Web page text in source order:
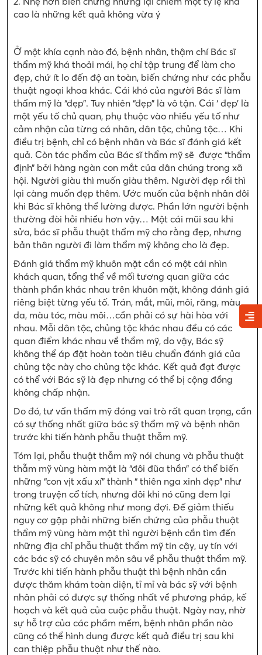
cao là những kết quả không vừa ý
Ở một khía cạnh nào đó, bệnh nhân, thậm chí Bác sĩ
thẩm mỹ khá thoải mái, họ chỉ tập trung để làm cho
đẹp, chứ ít lo đến độ an toàn, biến chứng như các phẫu
thuật ngoại khoa khác. Cái khó của người Bác sĩ làm
thẩm mỹ là “đẹp”. Tuy nhiên “đẹp” là vô tận. Cái ‘ đẹp’ là
một yếu tố chủ quan, phụ thuộc vào nhiều yếu tố như
cảm nhận của từng cá nhân, dân tộc, chủng tộc… Khi
điều trị bệnh, chỉ có bệnh nhân và Bác sĩ đánh giá kết
quả. Còn tác phẩm của Bác sĩ thẩm mỹ sẽ được “thẩm
định” bởi hàng ngàn con mắt của dân chúng trong xã
hội. Người giàu thì muốn giàu thêm. Người đẹp rồi thì
lại càng muốn đẹp thêm. Ước muốn của bệnh nhân đôi
khi Bác sĩ không thể lường được. Phần lớn người bệnh
thường đòi hỏi nhiều hơn vậy… Một cái mũi sau khi
sửa, bác sĩ phẫu thuật thẩm mỹ cho rằng đẹp, nhưng
bản thân người đi làm thẩm mỹ không cho là đẹp.
Đánh giá thẩm mỹ khuôn mặt cần có một cái nhìn
khách quan, tổng thể về mối tương quan giữa các
thành phần khác nhau trên khuôn mặt, không đánh giá
riêng biệt từng yếu tố. Trán, mắt, mũi, môi, răng, màu
da, màu tóc, màu môi…cần phải có sự hài hòa với
nhau. Mỗi dân tộc, chủng tộc khác nhau đều có các
quan điểm khác nhau về thẩm mỹ, do vậy, Bác sỹ
không thể áp đặt hoàn toàn tiêu chuẩn đánh giá của
chủng tộc này cho chủng tộc khác. Kết quả đạt được
có thể với Bác sỹ là đẹp nhưng có thể bị cộng đồng
không chấp nhận.
Do đó, tư vấn thẩm mỹ đóng vai trò rất quan trọng, cần
có sự thống nhất giữa bác sỹ thẩm mỹ và bệnh nhân
trước khi tiến hành phẫu thuật thẫm mỹ.
Tóm lại, phẫu thuật thẫm mỹ nói chung và phẫu thuật
thẫm mỹ vùng hàm mặt là “đôi đũa thần” có thể biến
những “con vịt xấu xí” thành “ thiên nga xinh đẹp” như
trong truyện cổ tích, nhưng đôi khi nó cũng đem lại
những kết quả không như mong đợi. Để giảm thiểu
nguy cơ gặp phải những biến chứng của phẫu thuật
thẩm mỹ vùng hàm mặt thì người bệnh cần tìm đến
những địa chỉ phẫu thuật thẩm mỹ tin cậy, uy tín với
các bác sỹ có chuyên môn sâu về phẫu thuật thẩm mỹ.
Trước khi tiến hành phẫu thuật thì bệnh nhân cần
được thăm khám toàn diện, tỉ mỉ và bác sỹ với bệnh
nhân phải có được sự thống nhất về phương pháp, kế
hoạch và kết quả của cuộc phẫu thuật. Ngày nay, nhờ
sự hỗ trợ của các phầm mềm, bệnh nhân phần nào
cũng có thể hình dung được kết quả điều trị sau khi
can thiệp phẫu thuật như thế nào.